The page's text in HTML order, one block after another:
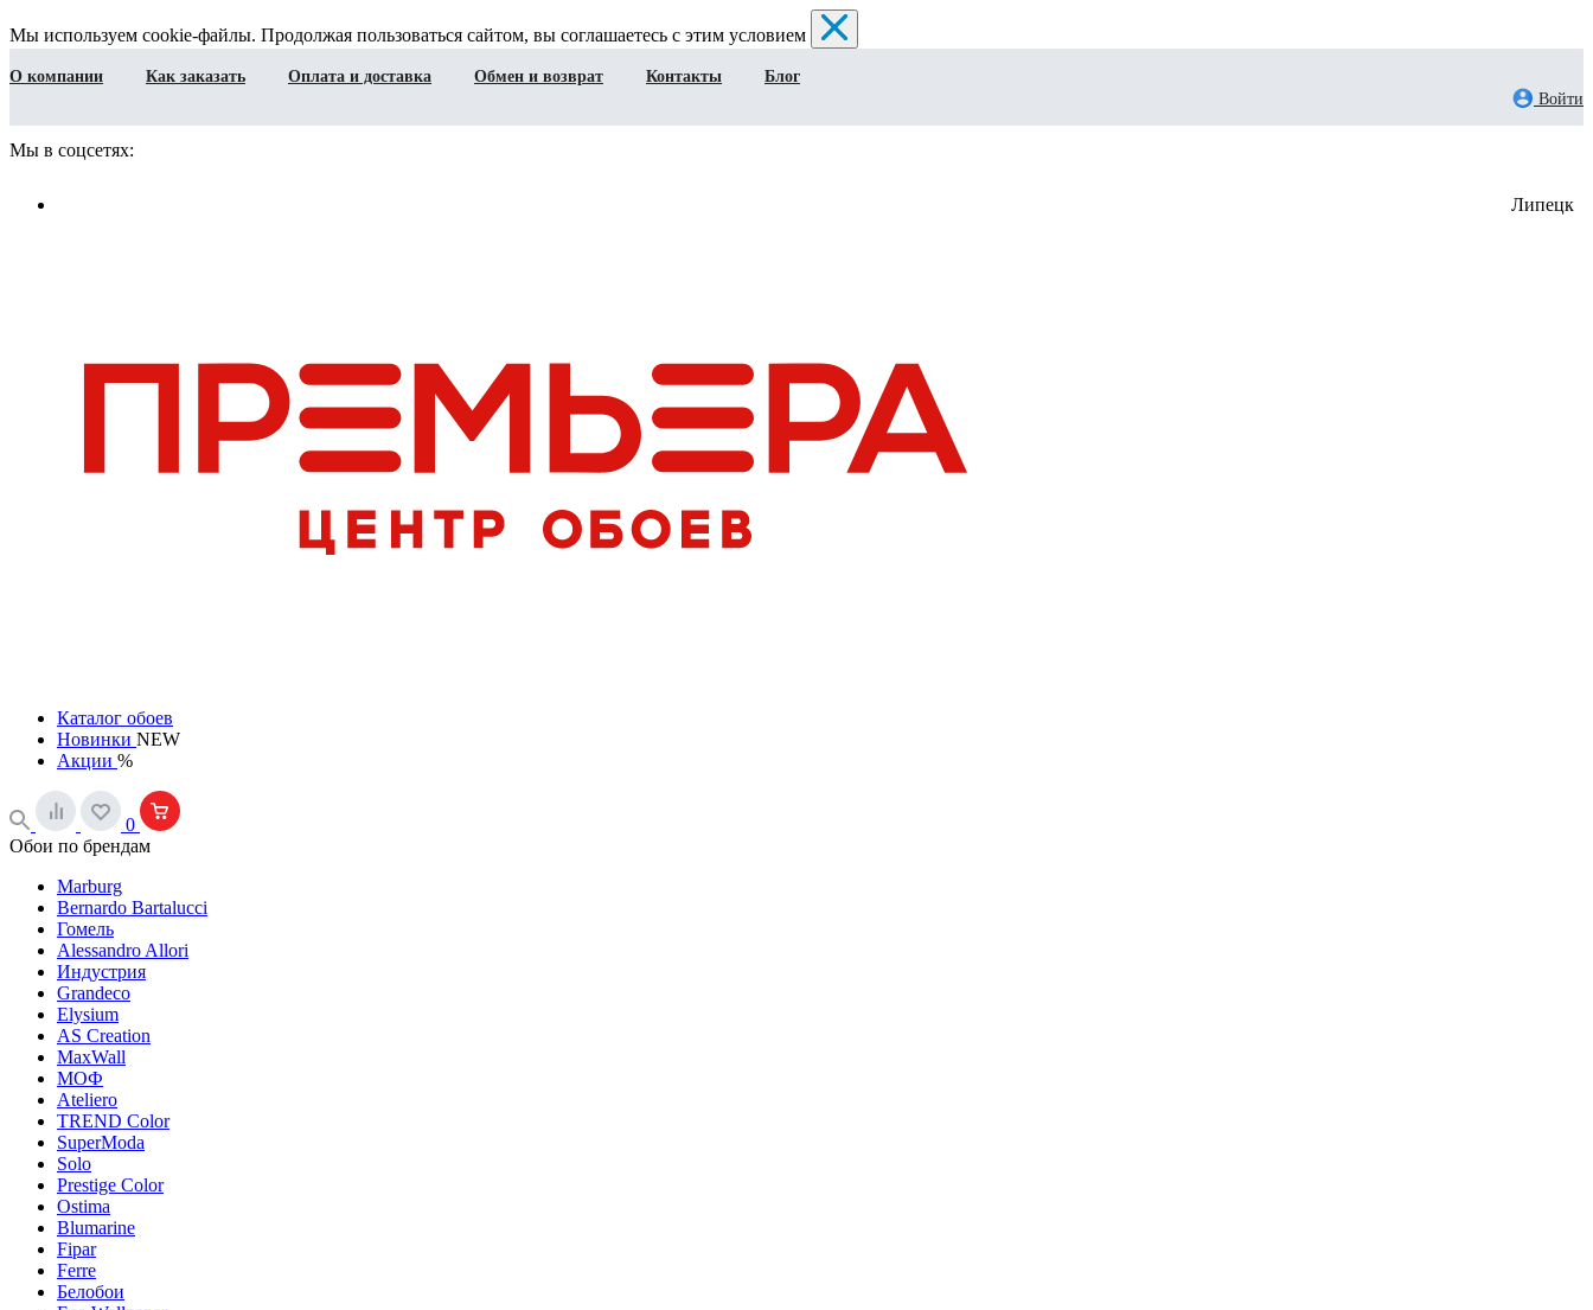
Мы используем cookie-файлы. Продолжая пользоваться сайтом, вы соглашаетесь с этим условием
О компании Как заказать Оплата и доставка Обмен и возврат Контакты
Блог
Войти
Мы в соцсетях:
Липецк
Каталог обоев
Новинки NEW
Акции %
0
Обои по брендам
Marburg
Bernardo Bartalucci
Гомель
Alessandro Allori
Индустрия
Grandeco
Elysium
AS Creation
MaxWall
МОФ
Ateliero
TREND Color
SuperModa
Solo
Prestige Color
Ostima
Blumarine
Fipar
Ferre
Белобои